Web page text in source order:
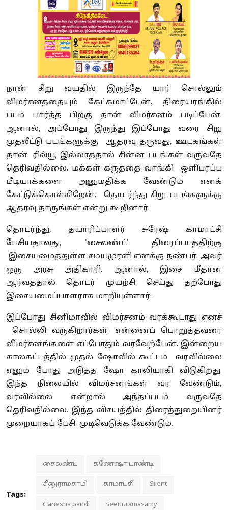
நான் சிறு வயதில் இருந்தே யார் சொல்லும்
விமர்சனத்தையும் கேட்கமாட்டேன். திரையரங்கில்
படம் பார்த்த பிறகு தான் விமர்சனம் படிப்பேன்.
ஆனால், அப்போது இருந்து இப்போது வரை சிறு
முதலீட்டு படங்களுக்கு ஆதரவு தருவது, ஊடகங்கள்
தான். ரிவ்யூ இல்லாததால் சின்ன படங்கள் வருவதே
தெரிவதில்லை. மக்கள் கருத்தை வாங்கி ஒளிபரப்ப
மீடியாக்களை அனுமதிக்க வேண்டும் எனக்
கேட்டுக்கொள்கிறேன். தொடர்ந்து சிறு படங்களுக்கு
ஆதரவு தாருங்கள் என்று கூறினார்.
தொடர்ந்து, தயாரிப்பாளர் சுரேஷ் காமாட்சி
பேசியதாவது, 'சைலண்ட்' திரைப்படத்திற்கு
இசையமைத்துள்ள சமயமுரளி எனக்கு நண்பர். அவர்
ஒரு அரசு அதிகாரி. ஆனால், இசை மீதான
ஆர்வத்தால் தொடர் முயற்சி செய்து தற்போது
இசையமைப்பாளராக மாறியுள்ளார்.
இப்போது சினிமாவில் விமர்சனம் வரக்கூடாது எனச்
சொல்லி வருகிறார்கள். என்னைப் பொறுத்தவரை
விமர்சனங்களை எப்போதும் வரவேற்பேன். இன்றைய
காலகட்டத்தில் முதல் ஷோவில் கூட்டம் வரவில்லை
எனும் போது அடுத்த ஷோ காலியாகி விடுகிறது.
இந்த நிலையில் விமர்சனங்கள் வர வேண்டும்,
வரவில்லை என்றால் அந்தப்படம் வருவதே
தெரிவதில்லை. இந்த விசயத்தில் திரைத்துறையினர்
முறையாகப் பேசி முடிவெடுக்க வேண்டும்.
Tags:
சைலண்ட் கணேஷா பாண்டி
சீனுராமசாமி காமாட்சி Silent
Ganesha pandi Seenuramasamy